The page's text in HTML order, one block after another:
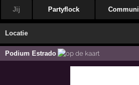
Jij Partyflock
Locatie
Podium Estrado